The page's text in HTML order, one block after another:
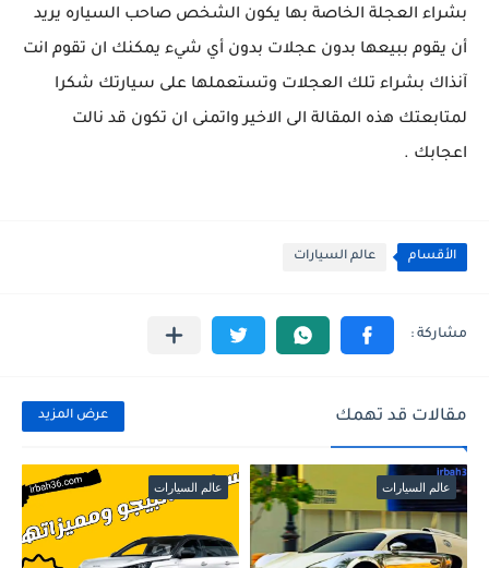
بشراء العجلة الخاصة بها يكون الشخص صاحب السياره يريد
أن يقوم ببيعها بدون عجلات بدون أي شيء يمكنك ان تقوم انت
آنذاك بشراء تلك العجلات وتستعملها على سيارتك شكرا
لمتابعتك هذه المقالة الى الاخير واتمنى ان تكون قد نالت
اعجابك .
الأقسام عالم السيارات
مقالات قد تهمك عرض المزيد
عالم السيارات عالم السيارات